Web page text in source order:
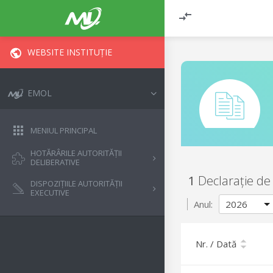
WEBSITE INSTITUȚIE
EMOL
MENIUL PRINCIPAL
HOTĂRÂRILE AUTORITĂȚII
DELIBERATIVE
DISPOZIȚIILE AUTORITĂȚII
EXECUTIVE
1 Declarație
Anul:
Nr. / Dată